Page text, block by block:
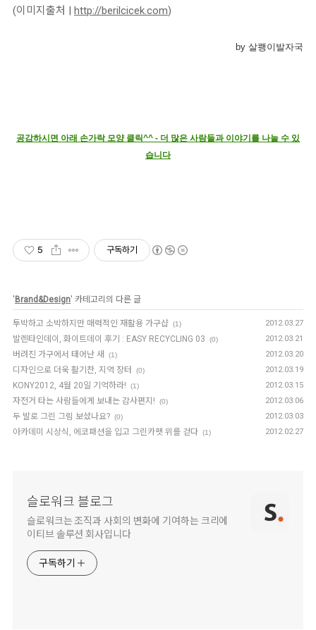
(이미지출처 | http://berilcicek.com)
by 살쾡이발자국
공감하시면 아래 손가락 모양 클릭^^ - 더 많은 사람들과 이야기를 나눌 수 있
습니다
5 구독하기
' Brand&Design' 카테고리의 다른 글
투박하고 소박하지만 매력적인 재활용 가구샵 (1) 2012.03.27
발렌타인데이, 화이트데이 후기 : EASY RECYCLING 03 (0) 2012.03.21
버려진 가구에서 태어난 새 (1) 2012.03.20
디자인으로 더욱 활기찬, 지역 장터 (0) 2012.03.19
KONY2012, 4월 20일 기억하라! (1) 2012.03.15
자전거 타는 사람들에게 보내는 감사편지! (0) 2012.03.06
두 발로 그린 그림 보셨나요? (0) 2012.03.03
아카데미 시상식, 에코패션을 입고 그린카펫 위를 걷다 (1) 2012.02.27
슬로워크 블로그
슬로워크는 조직과 사회의 변화에 기여하는 크리에
이티브 솔루션 회사입니다
구독하기